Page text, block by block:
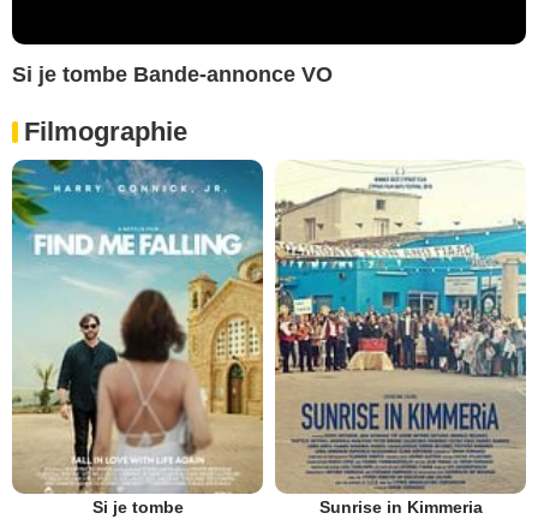
Si je tombe Bande-annonce VO
Filmographie
Si je tombe Sunrise in Kimmeria